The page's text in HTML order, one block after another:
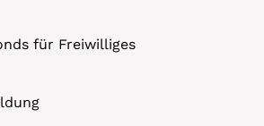
für Freiwilliges